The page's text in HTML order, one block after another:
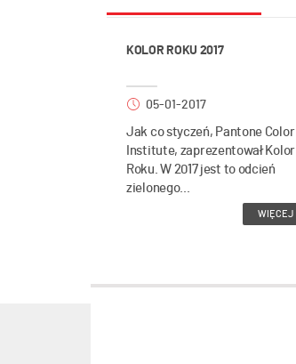
KOLOR ROKU 2017
05-01-2017
Jak co styczeń, Pantone Color
Institute, zaprezentował Kolor
Roku. W 2017 jest to odcień
zielonego...
WIĘCEJ